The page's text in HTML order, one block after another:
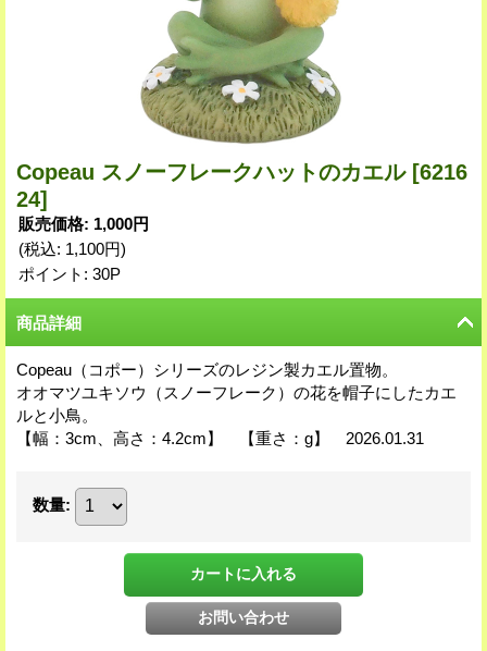
Copeau スノーフレークハットのカエル [6216
24]
販売価格: 1,000円
(税込: 1,100円)
ポイント: 30P
商品詳細
Copeau（コポー）シリーズのレジン製カエル置物。
オオマツユキソウ（スノーフレーク）の花を帽子にしたカエ
ルと小鳥。
【幅：3cm、高さ：4.2cm】 【重さ：g】 2026.01.31
数量: